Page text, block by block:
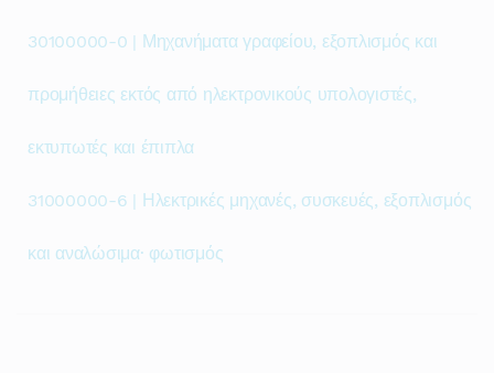
30100000-0 | Μηχανήματα γραφείου, εξοπλισμός και
προμήθειες εκτός από ηλεκτρονικούς υπολογιστές,
εκτυπωτές και έπιπλα
31000000-6 | Ηλεκτρικές μηχανές, συσκευές, εξοπλισμός
και αναλώσιμα· φωτισμός